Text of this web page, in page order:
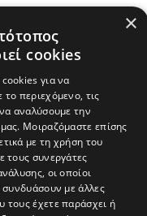
×
cookies
για να
το περιεχόμενο, τις
αναλύσουμε την
Μοιραζόμαστε επίσης
με τη χρήση του
τους συνεργάτες
οι οποίοι
συνδυάσουν με άλλες
τους έχετε παράσχει ή